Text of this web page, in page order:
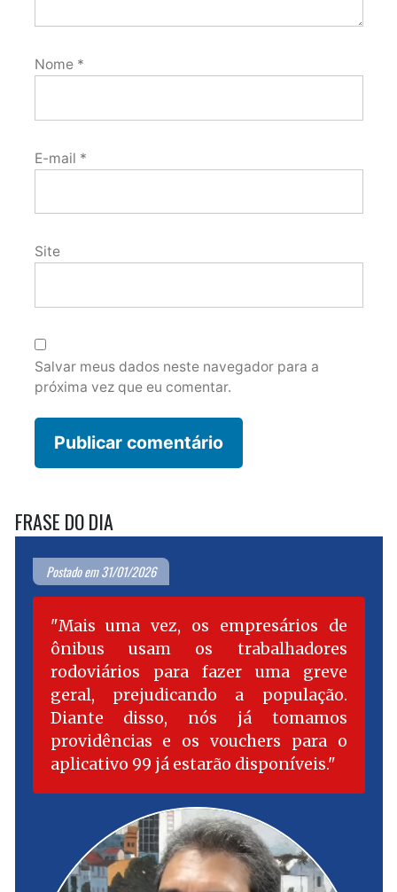
Nome *
E-mail *
Site
Salvar meus dados neste navegador para a
próxima vez que eu comentar.
FRASE DO DIA
Postado em 31/01/2026
Mais uma vez, os empresários de
ônibus usam os trabalhadores
rodoviários para fazer uma greve
geral, prejudicando a população.
Diante disso, nós já tomamos
providências e os vouchers para o
aplicativo 99 já estarão disponíveis.